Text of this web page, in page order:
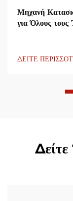
Μηχανή
για Όλους
ΔΕΙΤΕ